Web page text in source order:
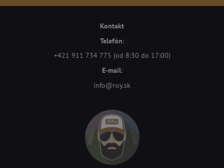
Kontakt
Telefón:
+421 911 734 775 (od 8:30 do 17:00)
E-mail:
info@roy.sk